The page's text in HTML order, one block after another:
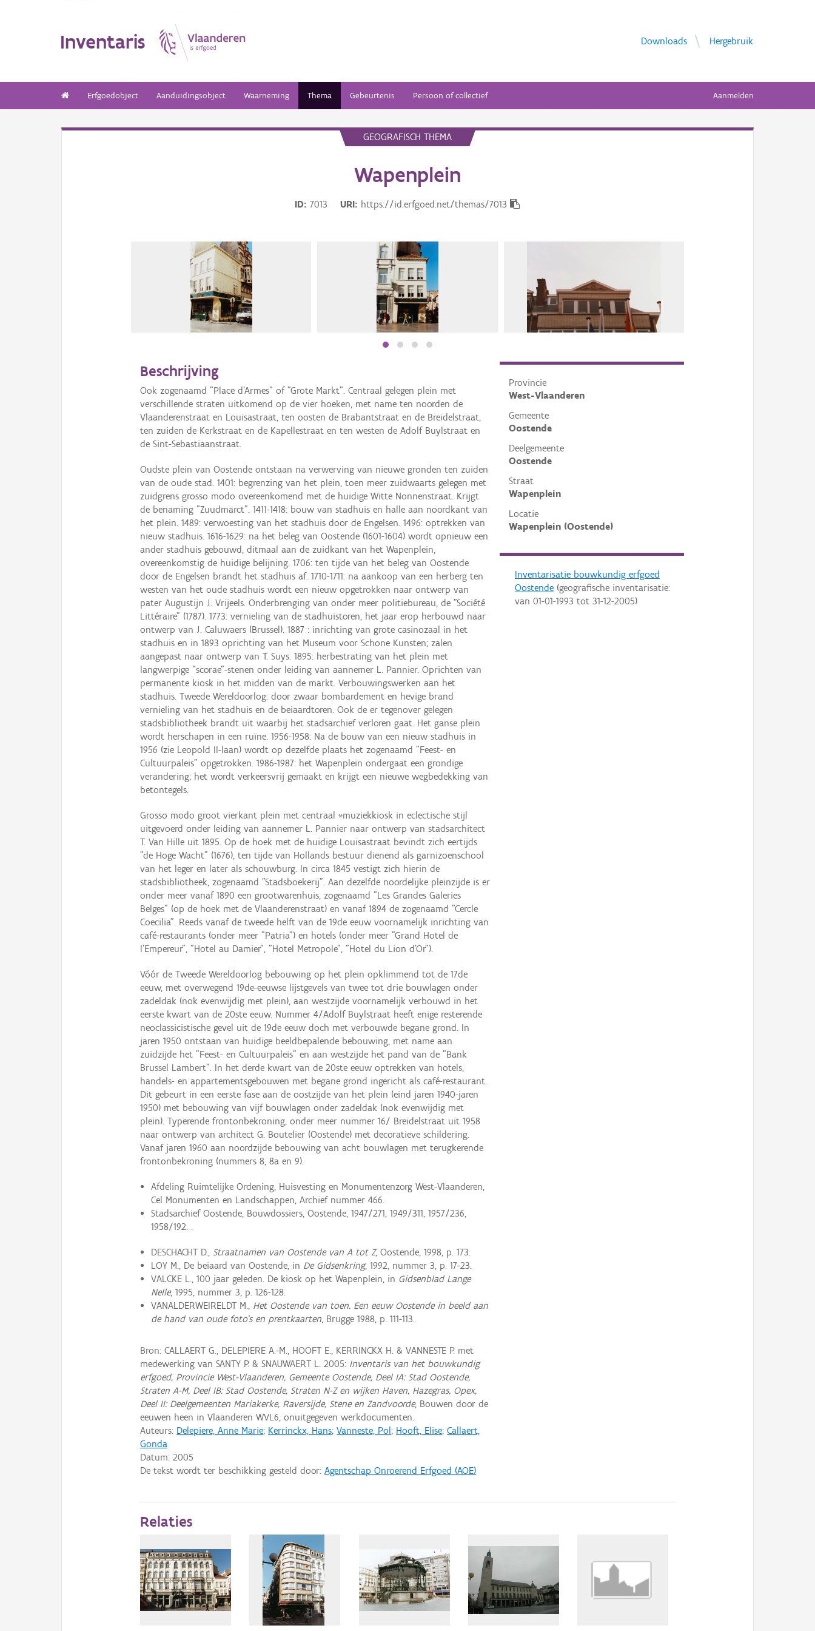
Inventaris Downloads Hergebruik
Erfgoedobject Aanduidingsobject Waarneming Thema Gebeurtenis Persoon of collectief Aanmelden
GEOGRAFISCH THEMA
Wapenplein
ID 7013 URI https://id.erfgoed.net/themas/7013
Provincie
West-Vlaanderen
Gemeente
Oostende
Deelgemeente
Oostende
Straat
Wapenplein
Locatie
Wapenplein (Oostende)
Inventarisatie bouwkundig erfgoed
Oostende(geografische inventarisatie:
van 01-01-1993 tot 31-12-2005)
Beschrijving
Ook zogenaamd "Place d'Armes" of "Grote Markt". Centraal gelegen plein met
verschillende straten uitkomend op de vier hoeken, met name ten noorden de
Vlaanderenstraat en Louisastraat, ten oosten de Brabantstraat en de Breidelstraat,
ten zuiden de Kerkstraat en de Kapellestraat en ten westen de Adolf Buylstraat en
de Sint-Sebastiaanstraat.
Oudste plein van Oostende ontstaan na verwerving van nieuwe gronden ten zuiden
van de oude stad. 1401: begrenzing van het plein, toen meer zuidwaarts gelegen met
zuidgrens grosso modo overeenkomend met de huidige Witte Nonnenstraat. Krijgt
de benaming "Zuudmarct". 1411-1418: bouw van stadhuis en halle aan noordkant van
het plein. 1489: verwoesting van het stadhuis door de Engelsen. 1496: optrekken van
nieuw stadhuis. 1616-1629: na het beleg van Oostende (1601-1604) wordt opnieuw een
ander stadhuis gebouwd, ditmaal aan de zuidkant van het Wapenplein,
overeenkomstig de huidige belijning. 1706: ten tijde van het beleg van Oostende
door de Engelsen brandt het stadhuis af. 1710-1711: na aankoop van een herberg ten
westen van het oude stadhuis wordt een nieuw opgetrokken naar ontwerp van
pater Augustijn J. Vrijeels. Onderbrenging van onder meer politiebureau, de "Société
Littéraire" (1787). 1773: vernieling van de stadhuistoren, het jaar erop herbouwd naar
ontwerp van J. Caluwaers (Brussel). 1887 : inrichting van grote casinozaal in het
stadhuis en in 1893 oprichting van het Museum voor Schone Kunsten; zalen
aangepast naar ontwerp van T. Suys. 1895: herbestrating van het plein met
langwerpige "scorae"-stenen onder leiding van aannemer L. Pannier. Oprichten van
permanente kiosk in het midden van de markt. Verbouwingswerken aan het
stadhuis. Tweede Wereldoorlog: door zwaar bombardement en hevige brand
vernieling van het stadhuis en de beiaardtoren. Ook de er tegenover gelegen
stadsbibliotheek brandt uit waarbij het stadsarchief verloren gaat. Het ganse plein
wordt herschapen in een ruïne. 1956-1958: Na de bouw van een nieuw stadhuis in
1956 (zie Leopold II-laan) wordt op dezelfde plaats het zogenaamd "Feest- en
Cultuurpaleis" opgetrokken. 1986-1987: het Wapenplein ondergaat een grondige
verandering; het wordt verkeersvrij gemaakt en krijgt een nieuwe wegbedekking van
betontegels.
Grosso modo groot vierkant plein met centraal *muziekkiosk in eclectische stijl
uitgevoerd onder leiding van aannemer L. Pannier naar ontwerp van stadsarchitect
T. Van Hille uit 1895. Op de hoek met de huidige Louisastraat bevindt zich eertijds
"de Hoge Wacht" (1676), ten tijde van Hollands bestuur dienend als garnizoenschool
van het leger en later als schouwburg. In circa 1845 vestigt zich hierin de
stadsbibliotheek, zogenaamd "Stadsboekerij". Aan dezelfde noordelijke pleinzijde is er
onder meer vanaf 1890 een grootwarenhuis, zogenaamd "Les Grandes Galeries
Belges" (op de hoek met de Vlaanderenstraat) en vanaf 1894 de zogenaamd "Cercle
Coecilia". Reeds vanaf de tweede helft van de 19de eeuw voornamelijk inrichting van
café-restaurants (onder meer "Patria") en hotels (onder meer "Grand Hotel de
l'Empereur", "Hotel au Damier", "Hotel Metropole", "Hotel du Lion d'Or").
Vóór de Tweede Wereldoorlog bebouwing op het plein opklimmend tot de 17de
eeuw, met overwegend 19de-eeuwse lijstgevels van twee tot drie bouwlagen onder
zadeldak (nok evenwijdig met plein), aan westzijde voornamelijk verbouwd in het
eerste kwart van de 20ste eeuw. Nummer 4/Adolf Buylstraat heeft enige resterende
neoclassicistische gevel uit de 19de eeuw doch met verbouwde begane grond. In
jaren 1950 ontstaan van huidige beeldbepalende bebouwing, met name aan
zuidzijde het "Feest- en Cultuurpaleis" en aan westzijde het pand van de "Bank
Brussel Lambert". In het derde kwart van de 20ste eeuw optrekken van hotels,
handels- en appartementsgebouwen met begane grond ingericht als café-restaurant.
Dit gebeurt in een eerste fase aan de oostzijde van het plein (eind jaren 1940-jaren
1950) met bebouwing van vijf bouwlagen onder zadeldak (nok evenwijdig met
plein). Typerende frontonbekroning, onder meer nummer 16/ Breidelstraat uit 1958
naar ontwerp van architect G. Boutelier (Oostende) met decoratieve schildering.
Vanaf jaren 1960 aan noordzijde bebouwing van acht bouwlagen met terugkerende
frontonbekroning (nummers 8, 8a en 9).
Afdeling Ruimtelijke Ordening, Huisvesting en Monumentenzorg West-Vlaanderen,
Cel Monumenten en Landschappen, Archief nummer 466.
Stadsarchief Oostende, Bouwdossiers, Oostende, 1947/271, 1949/311, 1957/236,
1958/192. .
DESCHACHT D., Straatnamen van Oostende van A tot Z, Oostende, 1998, p. 173.
LOY M., De beiaard van Oostende, in De Gidsenkring, 1992, nummer 3, p. 17-23.
VALCKE L., 100 jaar geleden. De kiosk op het Wapenplein, in Gidsenblad Lange
Nelle, 1995, nummer 3, p. 126-128.
VANALDERWEIRELDT M., Het Oostende van toen. Een eeuw Oostende in beeld aan
de hand van oude foto's en prentkaarten, Brugge 1988, p. 111-113.
Bron: CALLAERT G., DELEPIERE A.-M., HOOFT E., KERRINCKX H. & VANNESTE P. met
medewerking van SANTY P. & SNAUWAERT L. 2005: Inventaris van het bouwkundig
erfgoed, Provincie West-Vlaanderen, Gemeente Oostende, Deel IA: Stad Oostende,
Straten A-M, Deel IB: Stad Oostende, Straten N-Z en wijken Haven, Hazegras, Opex,
Deel II: Deelgemeenten Mariakerke, Raversijde, Stene en Zandvoorde, Bouwen door de
eeuwen heen in Vlaanderen WVL6, onuitgegeven werkdocumenten.
Auteurs: Delepiere, Anne Marie; Kerrinckx, Hans;Vanneste, Pol; Hooft, Elise;Callaert,
Gonda
Datum:2005
De tekst wordt ter beschikking gesteld door:Agentschap Onroerend Erfgoed (AOE)
Relaties